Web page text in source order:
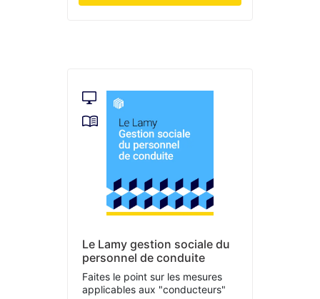
Le Lamy gestion sociale du
personnel de conduite
Faites le point sur les mesures
applicables aux "conducteurs"